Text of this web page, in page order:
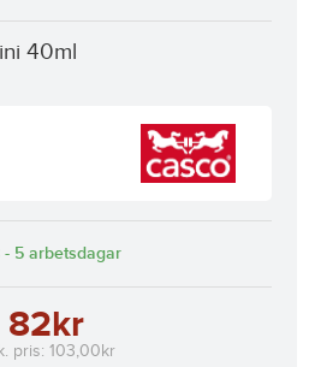
40ml
- 5 arbetsdagar
82kr
pris: 103,00kr